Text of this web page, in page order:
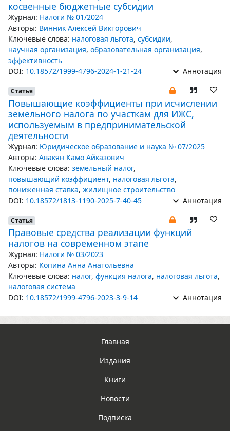
косвенные бюджетные субсидии
Журнал: Налоги № 01/2024
Авторы: Винник Алексей Викторович
Ключевые слова: налоговая льгота, субсидии,
научная организация, образовательная организация,
эффективность
DOI: 10.18572/1999-4796-2024-1-21-24 Аннотация
Статья
Повышающие коэффициенты при исчислении
земельного налога по участкам для ИЖС,
используемым в предпринимательской
деятельности
Журнал: Юридическое образование и наука № 07/2025
Авторы: Авакян Камо Айказович
Ключевые слова: земельный налог,
повышающий коэффициент, налоговая льгота,
пониженная ставка, жилищное строительство
DOI: 10.18572/1813-1190-2025-7-40-45 Аннотация
Статья
Правовые средства реализации функций
налогов на современном этапе
Журнал: Налоги № 03/2023
Авторы: Копина Анна Анатольевна
Ключевые слова: налог, функция налога, налоговая льгота,
налоговая система
DOI: 10.18572/1999-4796-2023-3-9-14 Аннотация
Главная
Издания
Книги
Новости
Подписка